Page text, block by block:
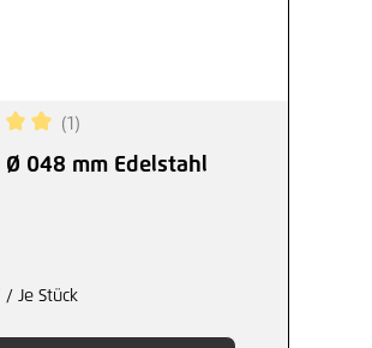
Bewertung von 5 von 5
(1)
Ø 048 mm Edelstahl
/ Je Stück